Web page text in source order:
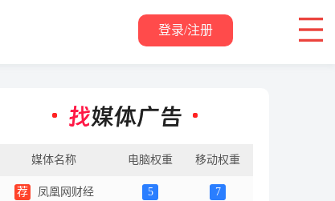
登录/注册
媒体名称 电脑权重 移动权重
荐 凤凰网财经 5 7